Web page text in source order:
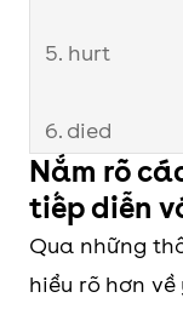
5. hurt
6. died
7. was
Nắm rõ
tiếp diễn
Qua những
hiểu rõ hơn